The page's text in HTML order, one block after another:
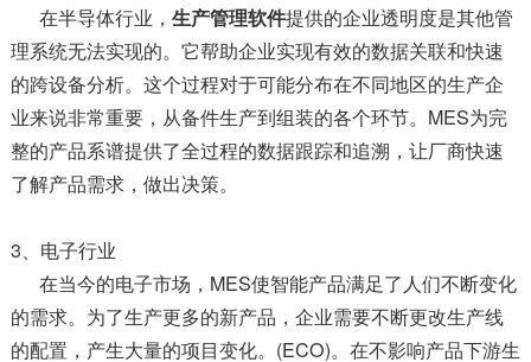
在半导体行业， 生产管理软件提供的企业透明度是其他管
理系统无法实现的。它帮助企业实现有效的数据关联和快速
的跨设备分析。这个过程对于可能分布在不同地区的生产企
业来说非常重要，从备件生产到组装的各个环节。MES为完
整的产品系谱提供了全过程的数据跟踪和追溯，让厂商快速
了解产品需求，做出决策。
3、电子行业
在当今的电子市场，MES使智能产品满足了人们不断变化
的需求。为了生产更多的新产品，企业需要不断更改生产线
的配置，产生大量的项目变化。(ECO)。在不影响产品下游生